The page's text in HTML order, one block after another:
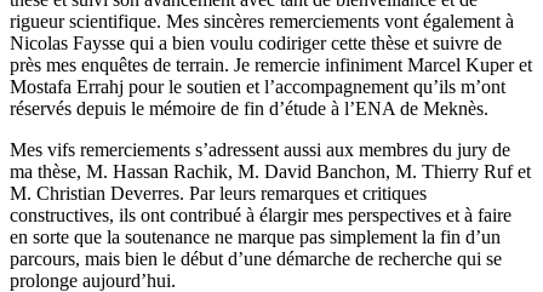
rigueur scientifique. Mes sincères remerciements vont également à
Nicolas Faysse qui a bien voulu codiriger cette thèse et suivre de
près mes enquêtes de terrain. Je remercie infiniment Marcel Kuper et
Mostafa Errahj pour le soutien et l’accompagnement qu’ils m’ont
réservés depuis le mémoire de fin d’étude à l’ENA de Meknès.
Mes vifs remerciements s’adressent aussi aux membres du jury de
ma thèse, M. Hassan Rachik, M. David Banchon, M. Thierry Ruf et
M. Christian Deverres. Par leurs remarques et critiques
constructives, ils ont contribué à élargir mes perspectives et à faire
en sorte que la soutenance ne marque pas simplement la fin d’un
parcours, mais bien le début d’une démarche de recherche qui se
prolonge aujourd’hui.